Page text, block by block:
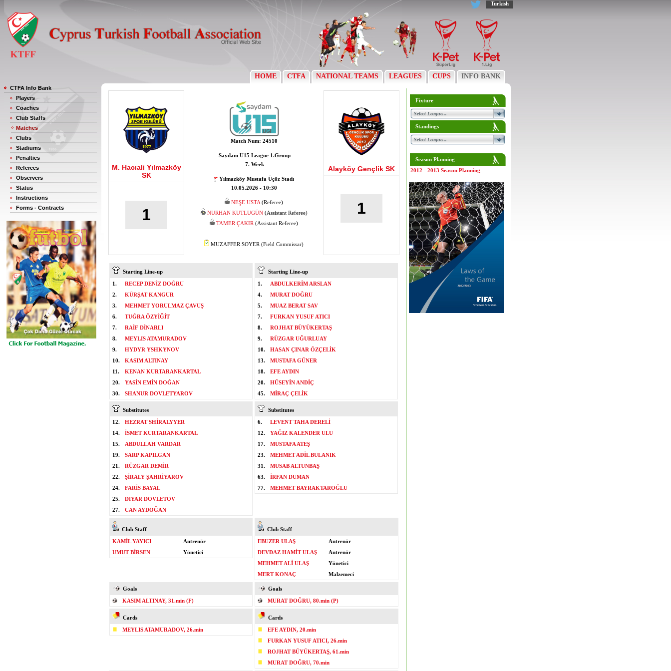
Turkish
HOME CTFA NATIONAL TEAMS LEAGUES CUPS INFO BANK
CTFA Info Bank
Players
Coaches
Club Staffs
Matches
Clubs
Stadiums
Penalties
Referees
Observers
Status
Instructions
Forms - Contracts
M. Hacıali Yılmazköy
SK
1
Match Num: 24510
Saydam U15 League 1.Group
7. Week
Yılmazköy Mustafa Üçöz Stadı
10.05.2026 - 10:30
NEŞE USTA (Referee)
NURHAN KUTLUGÜN(Assistant Referee)
TAMER ÇAKIR (Assistant Referee)
MUZAFFER SOYER (Field Commissar)
Alayköy Gençlik SK
1
Starting Line-up
1.
RECEP DENİZ DOĞRU
2.
KÜRŞAT KANGUR
3.
MEHMET YORULMAZ ÇAVUŞ
6.
TUĞRA ÖZYİĞİT
7.
RAİF DİNARLI
8.
MEYLIS ATAMURADOV
9.
HYDYR YSHKYNOV
10.
KASIM ALTINAY
11.
KENAN KURTARANKARTAL
20.
YASİN EMİN DOĞAN
30.
SHANUR DOVLETYAROV
Starting Line-up
1.
ABDULKERİM ARSLAN
4.
MURAT DOĞRU
5.
MUAZ BERAT SAV
7.
FURKAN YUSUF ATICI
8.
ROJHAT BÜYÜKERTAŞ
9.
RÜZGAR UĞURLUAY
10.
HASAN ÇINAR ÖZÇELİK
13.
MUSTAFA GÜNER
18.
EFE AYDIN
20.
HÜSEYİN ANDİÇ
45.
MİRAÇ ÇELİK
Substitutes
12.
HEZRAT SHİRALYYER
14.
İSMET KURTARANKARTAL
15.
ABDULLAH VARDAR
19.
SARP KAPILGAN
21.
RÜZGAR DEMİR
22.
ŞİRALY ŞAHRİYAROV
24.
FARİS BAYAL
25.
DIYAR DOVLETOV
27.
CAN AYDOĞAN
Substitutes
6.
LEVENT TAHA DERELİ
12.
YAĞIZ KALENDER ULU
17.
MUSTAFA ATEŞ
23.
MEHMET ADİL BULANIK
31.
MUSAB ALTUNBAŞ
63.
İRFAN DUMAN
77.
MEHMET BAYRAKTAROĞLU
Club Staff
KAMİL YAYICI
Antrenör
UMUT BİRSEN
Yönetici
Club Staff
EBUZER ULAŞ
Antrenör
DEVDAZ HAMİT ULAŞ
Antrenör
MEHMET ALİ ULAŞ
Yönetici
MERT KONAÇ
Malzemeci
Goals
KASIM ALTINAY, 31.min (F)
Goals
MURAT DOĞRU, 80.min (P)
Cards
MEYLIS ATAMURADOV, 26.min
Cards
EFE AYDIN, 20.min
FURKAN YUSUF ATICI, 26.min
ROJHAT BÜYÜKERTAŞ, 61.min
MURAT DOĞRU, 70.min
Fixture
Standings
Season Planning
2012 - 2013 Season Planning